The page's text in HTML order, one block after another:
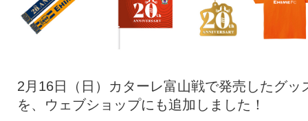
特設ページ
2月16日（日）カターレ富山戦で発売したグッ
を、ウェブショップにも追加しました！